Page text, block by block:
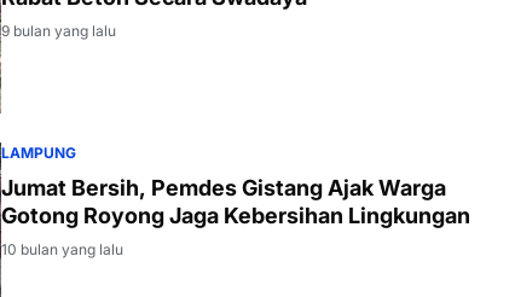
9 bulan yang lalu
LAMPUNG
Jumat Bersih, Pemdes Gistang Ajak Warga
Gotong Royong Jaga Kebersihan Lingkungan
10 bulan yang lalu